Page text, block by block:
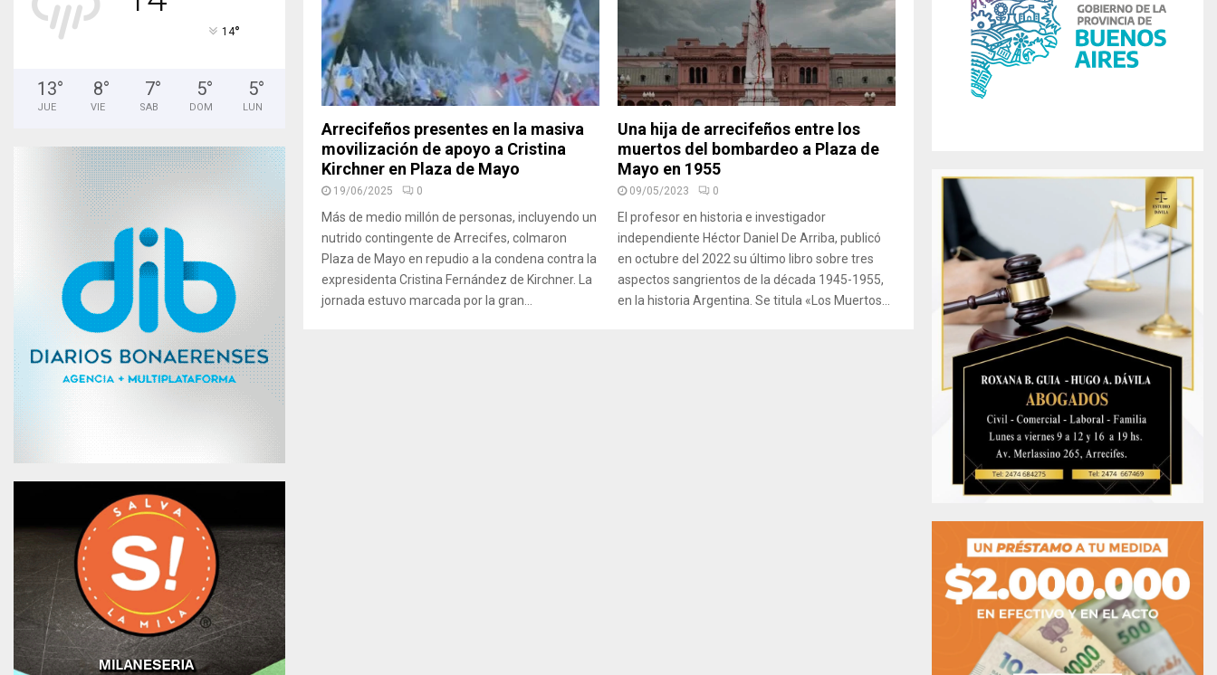
Arrecifeños presentes en la masiva
movilización de apoyo a Cristina
Kirchner en Plaza de Mayo
19/06/2025 0
Más de medio millón de personas, incluyendo un
nutrido contingente de Arrecifes, colmaron
Plaza de Mayo en repudio a la condena contra la
expresidenta Cristina Fernández de Kirchner. La
jornada estuvo marcada por la gran...
Una hija de arrecifeños entre los
muertos del bombardeo a Plaza de
Mayo en 1955
09/05/2023 0
El profesor en historia e investigador
independiente Héctor Daniel De Arriba, publicó
en octubre del 2022 su último libro sobre tres
aspectos sangrientos de la década 1945-1955,
en la historia Argentina. Se titula «Los Muertos...
14°
13°
JUE
8°
VIE
7°
SAB
5°
DOM
5°
LUN
R
C